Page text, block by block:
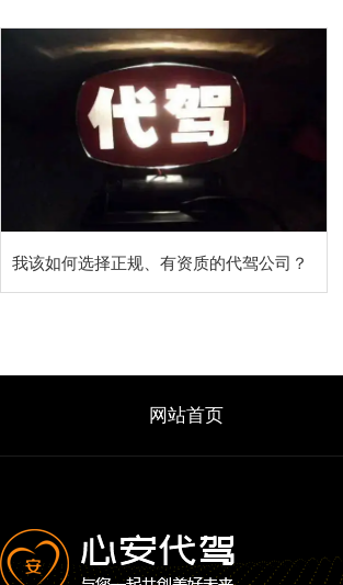
我该如何选择正规、有资质的代驾公司？
网站首页